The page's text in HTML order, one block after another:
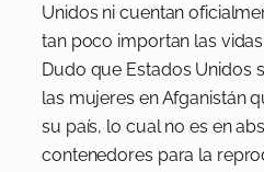
Unidos ni cuentan
tan poco importan las
Dudo que Estados Unidos
las mujeres en Afganistán
su país, lo cual no es en
contenedores para la